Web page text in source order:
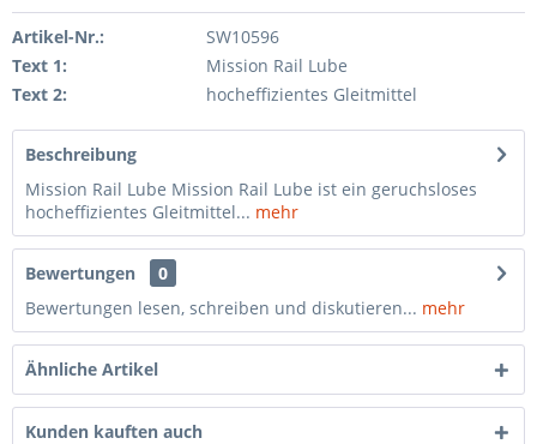
Artikel-Nr.:
SW10596
Text 1:
Mission Rail Lube
Text 2:
hocheffizientes Gleitmittel
Beschreibung
Mission Rail Lube Mission Rail Lube ist ein geruchsloses
hocheffizientes Gleitmittel... mehr
Bewertungen
0
Bewertungen lesen, schreiben und diskutieren... mehr
Ähnliche Artikel
Kunden kauften auch